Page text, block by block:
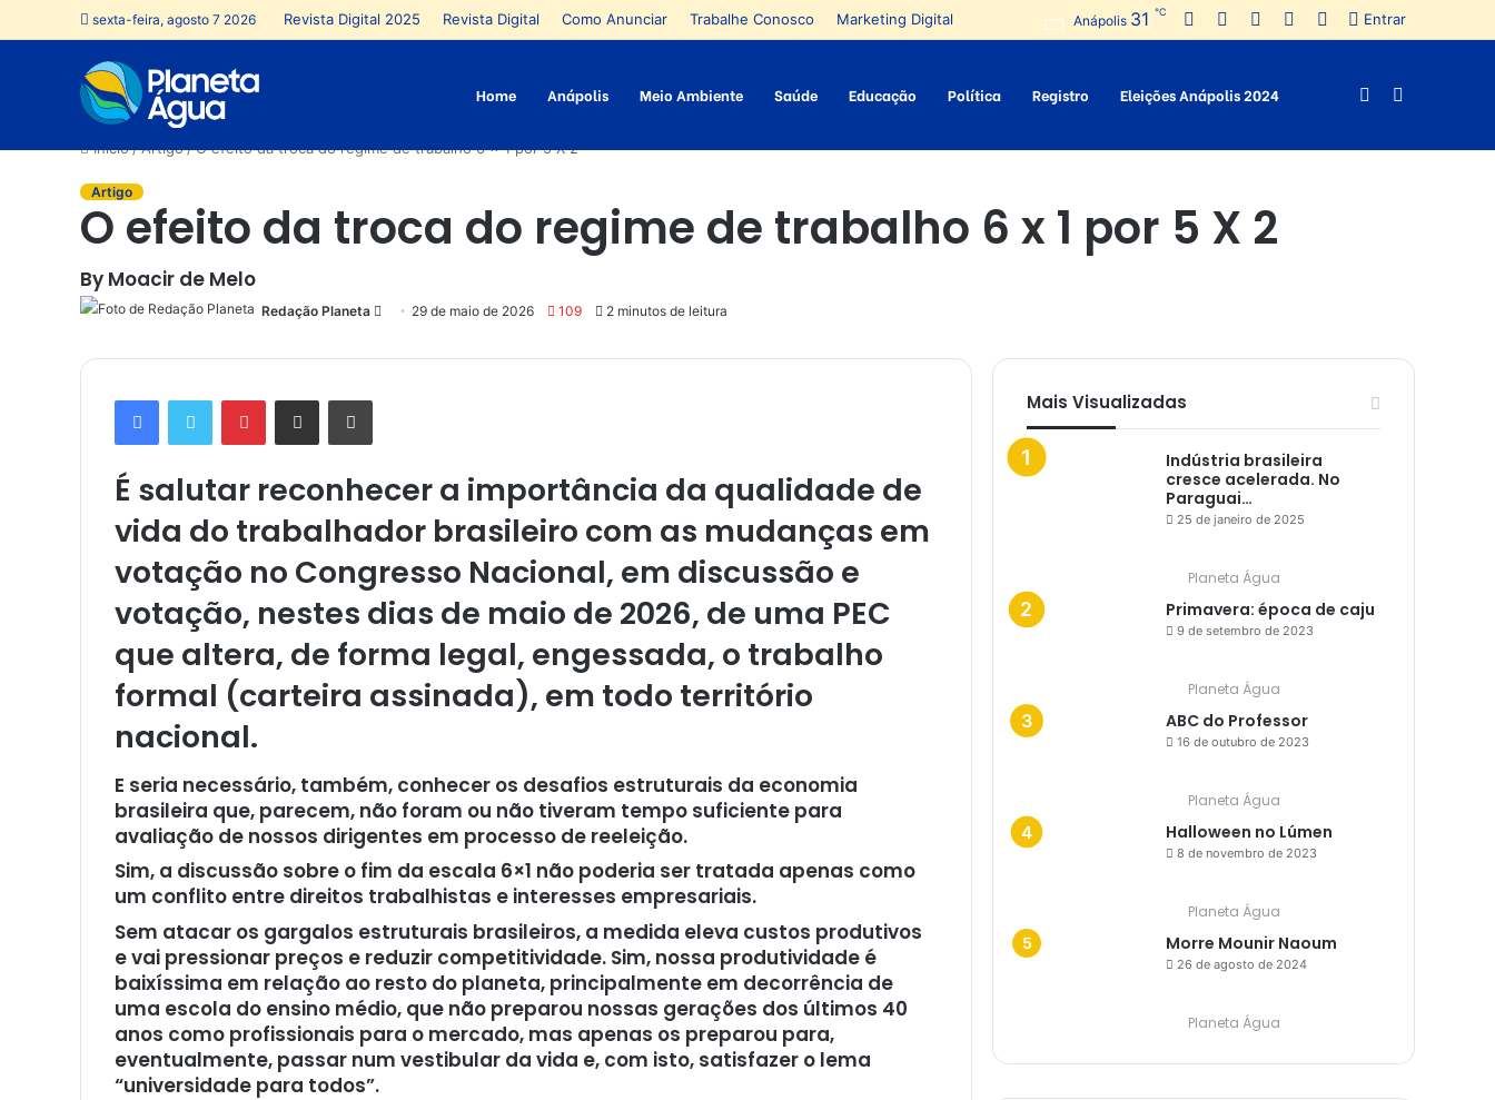
sexta-feira, agosto 7 2026 Revista Digital 2025 Revista Digital Como Anunciar Trabalhe Conosco Marketing Digital Entrar
Instagram
YouTube
Pinterest
Twitter
Facebook
Anápolis 31 ℃
Home Anápolis Meio Ambiente Saúde Educação Política Registro Eleições Anápolis 2024 Switch
Início/Artigo/O efeito da troca do regime de trabalho 6 x 1 por 5 X 2
Artigo
O efeito da troca do regime de trabalho 6 x 1 por 5 X 2
By Moacir de Melo
Redação Planeta
Mande
e-
29 de maio de 2026 109 2 minutos de leitura
É salutar reconhecer a importância da qualidade de
vida do trabalhador brasileiro com as mudanças em
votação no Congresso Nacional, em discussão e
votação, nestes dias de maio de 2026, de uma PEC
que altera, de forma legal, engessada, o trabalho
formal (carteira assinada), em todo território
nacional.
E seria necessário, também, conhecer os desafios estruturais da economia
brasileira que, parecem, não foram ou não tiveram tempo suficiente para
avaliação de nossos dirigentes em processo de reeleição.
Sim, a discussão sobre o fim da escala 6×1 não poderia ser tratada apenas como
um conflito entre direitos trabalhistas e interesses empresariais.
Sem atacar os gargalos estruturais brasileiros, a medida eleva custos produtivos
e vai pressionar preços e reduzir competitividade. Sim, nossa produtividade é
baixíssima em relação ao resto do planeta, principalmente em decorrência de
uma escola do ensino médio, que não preparou nossas gerações dos últimos 40
anos como profissionais para o mercado, mas apenas os preparou para,
eventualmente, passar num vestibular da vida e, com isto, satisfazer o lema
“universidade para todos”.
Mais Visualizadas
Indústria brasileira
cresce acelerada. No
Paraguai…
25 de janeiro de 2025
Planeta Água
Primavera: época de caju
9 de setembro de 2023
Planeta Água
ABC do Professor
16 de outubro de 2023
Planeta Água
Halloween no Lúmen
8 de novembro de 2023
Planeta Água
Morre Mounir Naoum
26 de agosto de 2024
Planeta Água